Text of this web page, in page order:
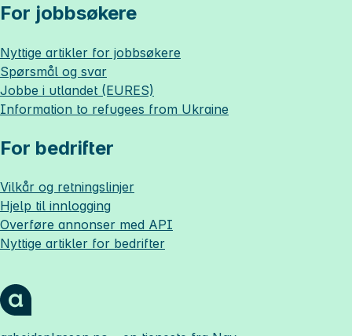
For jobbsøkere
Nyttige artikler for jobbsøkere
Spørsmål og svar
Jobbe i utlandet (EURES)
Information to refugees from Ukraine
For bedrifter
Vilkår og retningslinjer
Hjelp til innlogging
Overføre annonser med API
Nyttige artikler for bedrifter